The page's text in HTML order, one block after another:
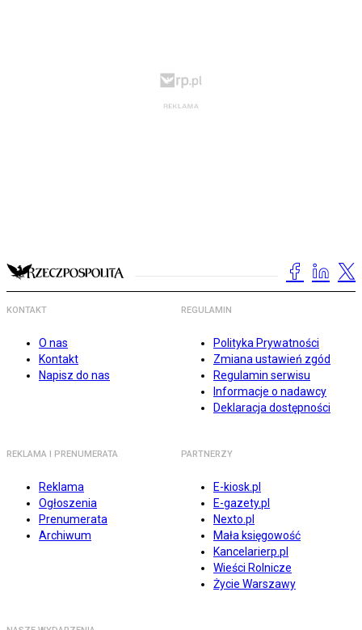
KONTAKT
O nas
Kontakt
Napisz do nas
REGULAMIN
Polityka Prywatności
Zmiana ustawień zgód
Regulamin serwisu
Informacje o nadawcy
Deklaracja dostępności
REKLAMA I PRENUMERATA
Reklama
Ogłoszenia
Prenumerata
Archiwum
PARTNERZY
E-kiosk.pl
E-gazety.pl
Nexto.pl
Mała księgowość
Kancelarierp.pl
Wieści Rolnicze
Życie Warszawy